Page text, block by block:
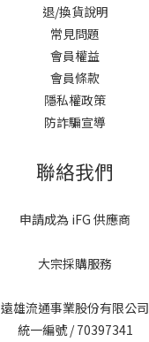
退/換貨說明
常見問題
會員權益
會員條款
隱私權政策
防詐騙宣導
聯絡我們
申請成為 iFG 供應商
大宗採購服務
遠雄流通事業股份有限公司
統一編號 / 70397341